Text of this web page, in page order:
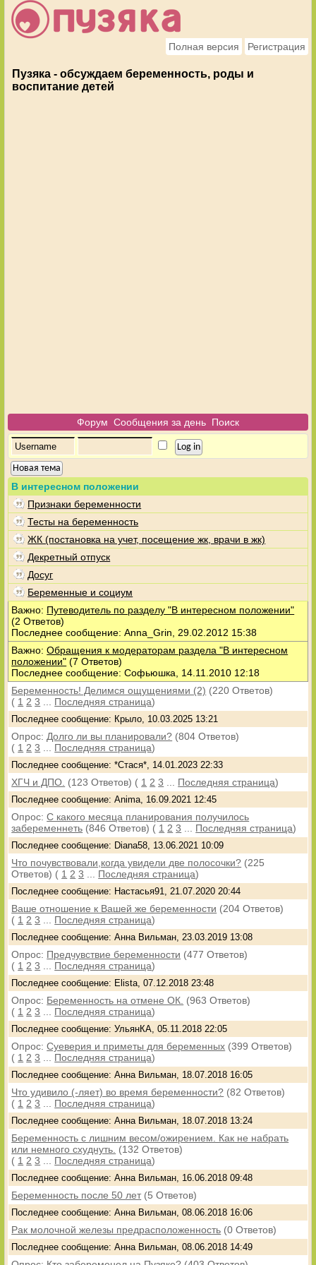
Полная версия Регистрация
Пузяка - обсуждаем беременность, роды и
воспитание детей
Форум Сообщения за день Поиск
Новая тема
В интересном положении
Признаки беременности
Тесты на беременность
ЖК (постановка на учет, посещение жк, врачи в жк)
Декретный отпуск
Досуг
Беременные и социум
Важно: Путеводитель по разделу "В интересном положении"
(2 Ответов)
Последнее сообщение: Anna_Grin, 29.02.2012 15:38
Важно:Обращения к модераторам раздела "В интересном
положении" (7 Ответов)
Последнее сообщение: Софьюшка, 14.11.2010 12:18
Беременность! Делимся ощущениями (2) (220 Ответов)
( 1 2 3 Последняя страница)
Последнее сообщение: Крыло, 10.03.2025 13:21
Опрос: Долго ли вы планировали? (804 Ответов)
( 1 2 3 Последняя страница)
Последнее сообщение: *Стася*, 14.01.2023 22:33
ХГЧ и ДПО. (123 Ответов) ( 1 2 3 Последняя страница)
Последнее сообщение: Anima, 16.09.2021 12:45
Опрос:С какого месяца планирования получилось
забеременнеть (846 Ответов) ( 1 2 3 Последняя страница)
Последнее сообщение: Diana58, 13.06.2021 10:09
Что почувствовали,когда увидели две полосочки? (225
Ответов) ( 1 2 3 Последняя страница)
Последнее сообщение: Настасья91, 21.07.2020 20:44
Ваше отношение к Вашей же беременности (204 Ответов)
( 1 2 3 Последняя страница)
Последнее сообщение: Анна Вильман, 23.03.2019 13:08
Опрос: Предчувствие беременности (477 Ответов)
( 1 2 3 Последняя страница)
Последнее сообщение: Elista, 07.12.2018 23:48
Опрос: Беременность на отмене ОК. (963 Ответов)
( 1 2 3 Последняя страница)
Последнее сообщение: УльянКА, 05.11.2018 22:05
Опрос:Суеверия и приметы для беременных (399 Ответов)
( 1 2 3 Последняя страница)
Последнее сообщение: Анна Вильман, 18.07.2018 16:05
Что удивило (-ляет) во время беременности? (82 Ответов)
( 1 2 3 Последняя страница)
Последнее сообщение: Анна Вильман, 18.07.2018 13:24
Беременность с лишним весом/ожирением. Как не набрать
или немного схуднуть. (132 Ответов)
( 1 2 3 Последняя страница)
Последнее сообщение: Анна Вильман, 16.06.2018 09:48
Беременность после 50 лет (5 Ответов)
Последнее сообщение: Анна Вильман, 08.06.2018 16:06
Рак молочной железы предрасположенность (0 Ответов)
Последнее сообщение: Анна Вильман, 08.06.2018 14:49